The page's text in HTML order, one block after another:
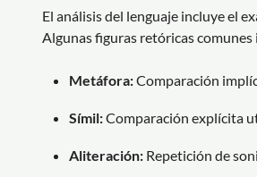
El análisis del lenguaje incluye el
Algunas figuras retóricas comunes
Metáfora:Comparación
Símil:Comparación explícita
Aliteración: Repetición de